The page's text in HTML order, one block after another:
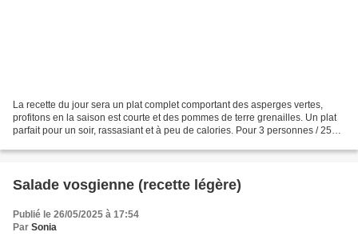
La recette du jour sera un plat complet comportant des asperges vertes,
profitons en la saison est courte et des pommes de terre grenailles. Un plat
parfait pour un soir, rassasiant et à peu de calories. Pour 3 personnes / 257
Salade vosgienne (recette légère)
Publié le 26/05/2025 à 17:54
Par Sonia